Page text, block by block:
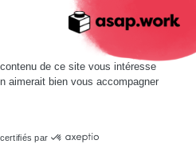
de ce site vous intéresse
aimerait bien vous accompagner
par